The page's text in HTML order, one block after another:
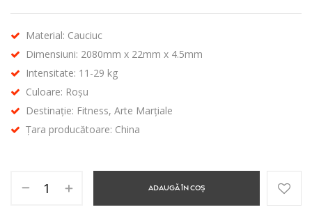
Material: Cauciuc
Dimensiuni: 2080mm x 22mm x 4.5mm
Intensitate: 11-29 kg
Culoare: Roșu
Destinație: Fitness, Arte Marțiale
Țara producătoare: China
ADAUGĂ ÎN COȘ